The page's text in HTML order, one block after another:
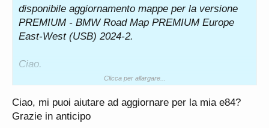
disponibile aggiornamento mappe per la versione
PREMIUM - BMW Road Map PREMIUM Europe
East-West (USB) 2024-2.
Ciao.
Clicca per allargare...
Ciao, mi puoi aiutare ad aggiornare per la mia e84?
Grazie in anticipo